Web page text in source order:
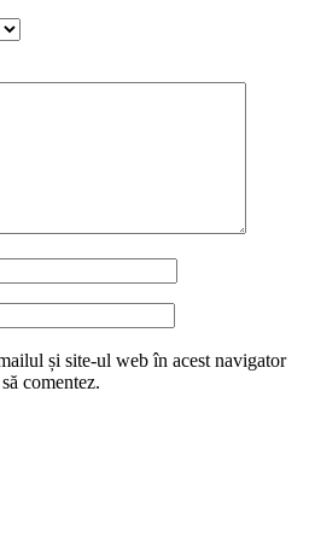
și site-ul web în acest navigator
comentez.